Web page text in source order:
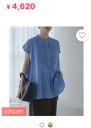
¥ 4,620
30%OFF